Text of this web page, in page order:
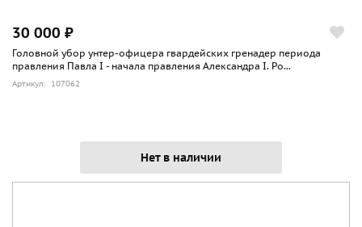
30 000 ₽
Головной убор унтер-офицера гвардейских гренадер периода
правления Павла I - начала правления Александра I. Ро...
Артикул: 107062
Нет в наличии